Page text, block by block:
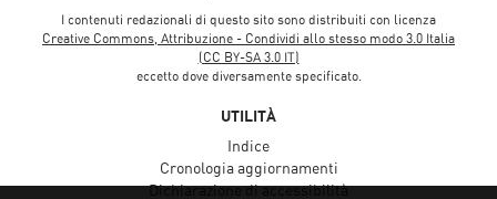
I contenuti redazionali di questo sito sono distribuiti con licenza
Creative Commons, Attribuzione - Condividi allo stesso modo 3.0 Italia
(CC BY-SA 3.0 IT)
eccetto dove diversamente specificato.
UTILITÀ
Indice
Cronologia aggiornamenti
Dichiarazione di accessibilità